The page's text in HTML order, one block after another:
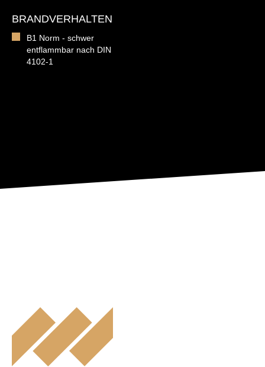
BRANDVERHALTEN
B1 Norm - schwer
entflammbar nach DIN
4102-1